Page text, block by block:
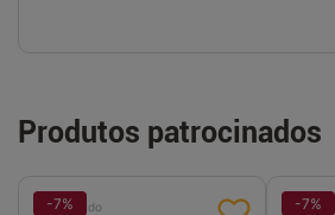
Produtos patrocinados
Patrocinado
-7% -7%